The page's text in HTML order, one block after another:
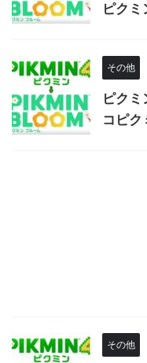
ピク
その他
ピク
コピ
その他